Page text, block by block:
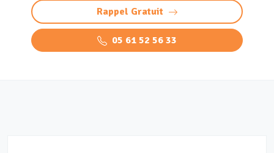
Rappel Gratuit
05 61 52 56 33